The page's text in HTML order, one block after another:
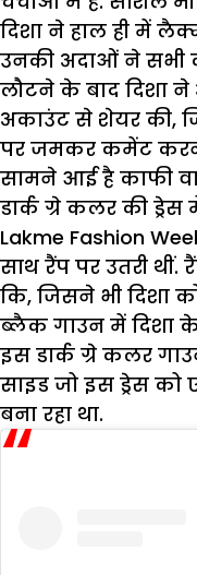
दिशा ने हाल ही में
उनकी अदाओं ने सभी
लौटने के बाद दिशा ने
अकाउंट से शेयर की,
पर जमकर कमेंट करने
सामने आई है काफी
डार्क ग्रे कलर की
Lakme Fashion
साथ रैंप पर उतरी थीं.
कि, जिसने भी दिशा
ब्लैक गाउन में दिशा
इस डार्क ग्रे कलर
साइड जो इस ड्रेस
बना रहा था.